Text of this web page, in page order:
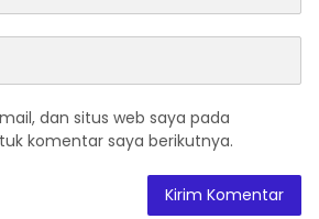
dan situs web saya pada
komentar saya berikutnya.